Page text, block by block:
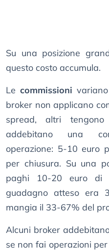
Su una posizione
questo costo accumula.
Le commissioni
broker non applicano
spread, altri
addebitano una
operazione: 5-10 euro
per chiusura. Su una
paghi 10-20 euro di
guadagno atteso era
mangia il 33-67% del
Alcuni broker
se non fai operazioni